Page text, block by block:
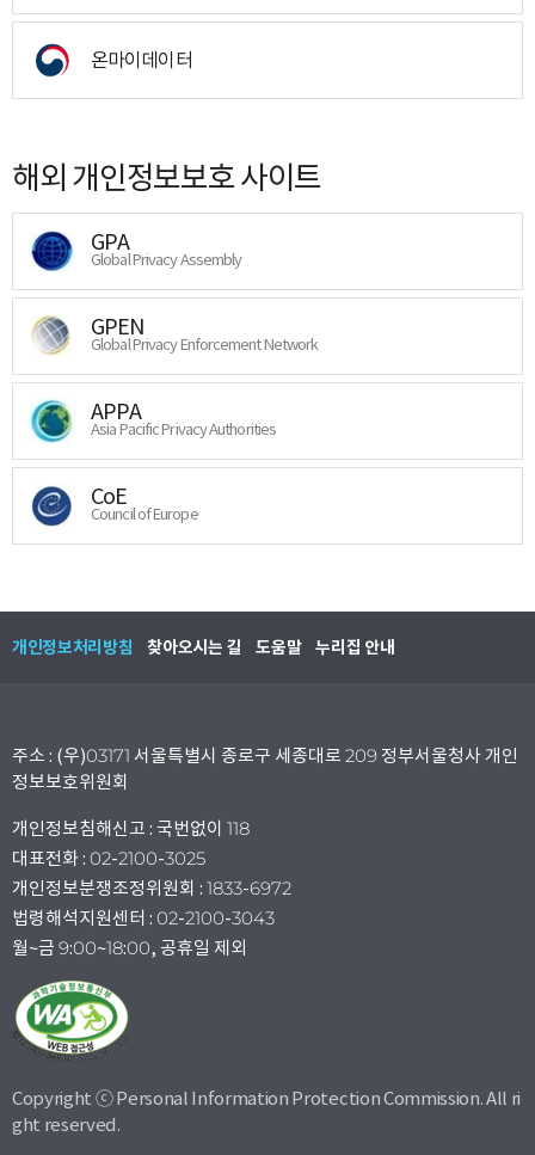
온마이데이터
해외 개인정보보호 사이트
GPA
Global Privacy Assembly
GPEN
Global Privacy Enforcement Network
APPA
Asia Pacific Privacy Authorities
CoE
Council of Europe
개인정보처리방침 찾아오시는 길 도움말 누리집 안내
주소 : (우)03171 서울특별시 종로구 세종대로 209 정부서울청사 개인
정보보호위원회
개인정보침해신고 : 국번없이 118
대표전화 : 02-2100-3025
개인정보분쟁조정위원회 : 1833-6972
법령해석지원센터 : 02-2100-3043
월~금 9:00~18:00, 공휴일 제외
Copyright ⓒ Personal Information Protection Commission. All ri
ght reserved.